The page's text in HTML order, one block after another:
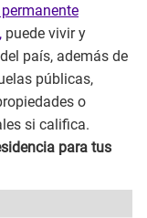
puede vivir y
país, además de
públicas,
o
si califica.
para tus